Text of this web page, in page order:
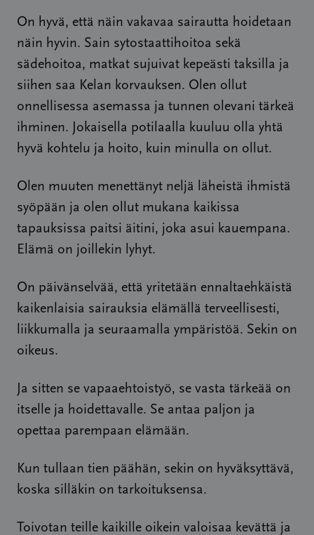
On hyvä, että näin vakavaa sairautta hoidetaan
näin hyvin. Sain sytostaattihoitoa sekä
sädehoitoa, matkat sujuivat kepeästi taksilla ja
siihen saa Kelan korvauksen. Olen ollut
onnellisessa asemassa ja tunnen olevani tärkeä
ihminen. Jokaisella potilaalla kuuluu olla yhtä
hyvä kohtelu ja hoito, kuin minulla on ollut.
Olen muuten menettänyt neljä läheistä ihmistä
syöpään ja olen ollut mukana kaikissa
tapauksissa paitsi äitini, joka asui kauempana.
Elämä on joillekin lyhyt.
On päivänselvää, että yritetään ennaltaehkäistä
kaikenlaisia sairauksia elämällä terveellisesti,
liikkumalla ja seuraamalla ympäristöä. Sekin on
oikeus.
Ja sitten se vapaaehtoistyö, se vasta tärkeää on
itselle ja hoidettavalle. Se antaa paljon ja
opettaa parempaan elämään.
Kun tullaan tien päähän, sekin on hyväksyttävä,
koska silläkin on tarkoituksensa.
Toivotan teille kaikille oikein valoisaa kevättä ja